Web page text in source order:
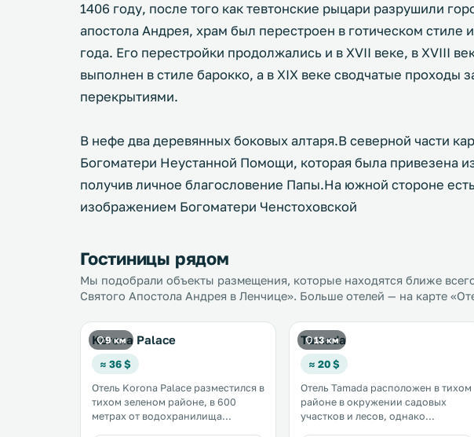
1406 году, после того как тевтонские рыцари разрушили
апостола Андрея, храм был перестроен в готическом стиле
года. Его перестройки продолжались и в XVII веке, в XVIII
выполнен в стиле барокко, а в XIX веке сводчатые проходы
перекрытиями.
В нефе два деревянных боковых алтаря.В северной части
Богоматери Неустанной Помощи, которая была привезена
получив личное благословение Папы.На южной стороне
изображением Богоматери Ченстоховской
Гостиницы рядом
Мы подобрали объекты размещения, которые находятся ближе
Святого Апостола Андрея в Ленчице». Больше отелей — на карте
9 км
Korona Palace
≈ 36 $
Отель Korona Palace разместился в
тихом зеленом районе, в 600
метрах от водохранилища
13 км
Tamada
≈ 20 $
Отель Tamada расположен в тихом
районе в окружении садовых
участков и лесов, однако